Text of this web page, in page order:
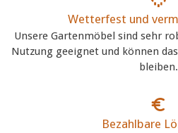
Wetterfest und
Unsere Gartenmöbel sind sehr
Nutzung geeignet und können
bleiben.
Bezahlbare